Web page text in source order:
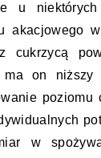
u
akacjowego
cukrzycą
on
w